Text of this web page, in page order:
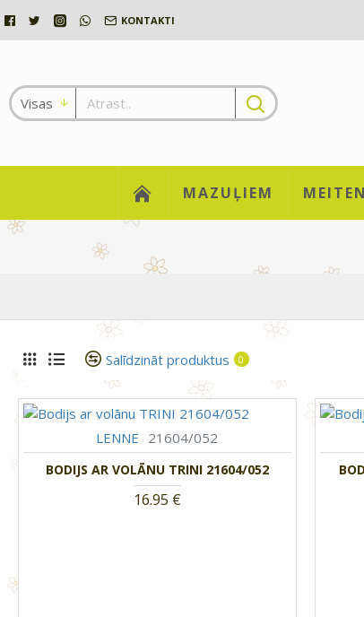
KONTAKTI
Visas
MAZUĻIEM
Salīdzināt produktus 0
LENNE 21604/052
BODIJS AR VOLĀNU TRINI 21604/052
16.95 €